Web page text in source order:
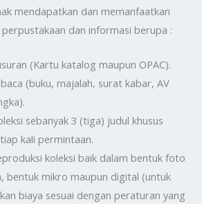
mendapatkan dan memanfaatkan
dan informasi berupa :
(Kartu katalog maupun OPAC).
(buku, majalah, surat kabar, AV
sebanyak 3 (tiga) judul khusus
kali permintaan.
koleksi baik dalam bentuk foto
bentuk mikro maupun digital (untuk
biaya sesuai dengan peraturan yang